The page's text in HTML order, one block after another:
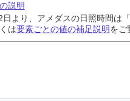
///
/// /// /// ///
///
/// /// /// ///
///
/// /// /// ///
///
/// /// /// ///
説明
日より、アメダスの日照時間は
は要素ごとの値の補足説明をご